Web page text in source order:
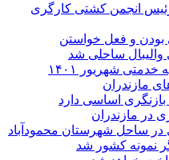
انجمن کشتی کارگری
بودن و فعل خواستن
والیبال ساحلی شد
شهریور ۱۴۰۱
مازندران
اساسی دارد
در ساحل شهرستان محمودآباد
نمونه کشور شد